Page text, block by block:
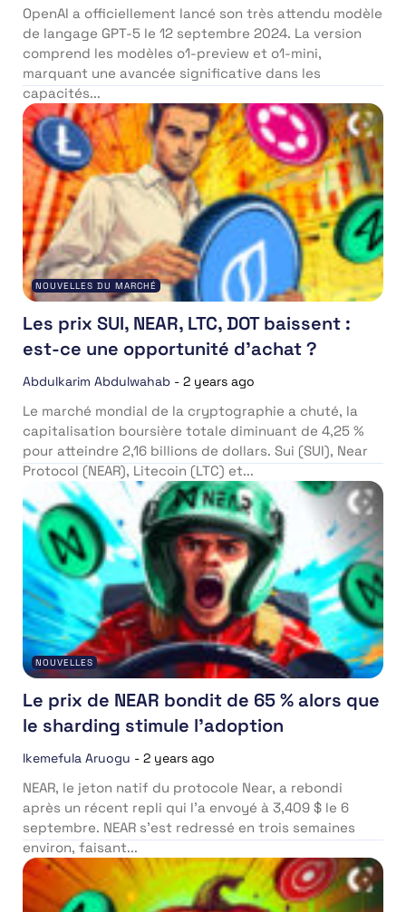
OpenAI a officiellement lancé son très attendu modèle
de langage GPT-5 le 12 septembre 2024. La version
comprend les modèles o1-preview et o1-mini,
marquant une avancée significative dans les
capacités...
NOUVELLES DU MARCHÉ
Les prix SUI, NEAR, LTC, DOT baissent :
est-ce une opportunité d’achat ?
Abdulkarim Abdulwahab - 2 years ago
Le marché mondial de la cryptographie a chuté, la
capitalisation boursière totale diminuant de 4,25 %
pour atteindre 2,16 billions de dollars. Sui (SUI), Near
Protocol (NEAR), Litecoin (LTC) et...
NOUVELLES
Le prix de NEAR bondit de 65 % alors que
le sharding stimule l’adoption
Ikemefula Aruogu - 2 years ago
NEAR, le jeton natif du protocole Near, a rebondi
après un récent repli qui l’a envoyé à 3,409 $ le 6
septembre. NEAR s’est redressé en trois semaines
environ, faisant...